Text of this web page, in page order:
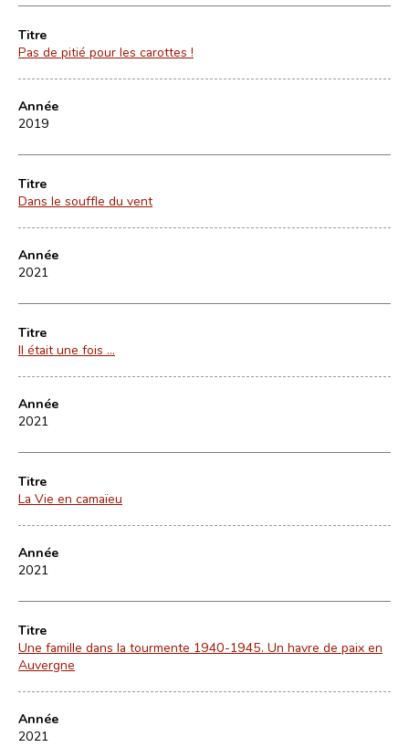
Titre
Pas de pitié pour les carottes !
Année
2019
Titre
Dans le souffle du vent
Année
2021
Titre
Il était une fois ...
Année
2021
Titre
La Vie en camaïeu
Année
2021
Titre
Une famille dans la tourmente 1940-1945. Un havre de paix en
Auvergne
Année
2021